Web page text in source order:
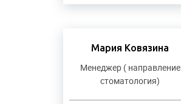
Мария Ковязина
Менеджер ( направление
стоматология)